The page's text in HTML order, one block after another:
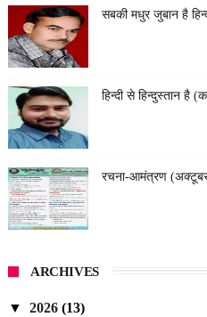
सबकी मधुर जुबान है
हिन्दी से हिन्दुस्तान है
रचना-आमंत्रण
ARCHIVES
▼ 2026 (13)